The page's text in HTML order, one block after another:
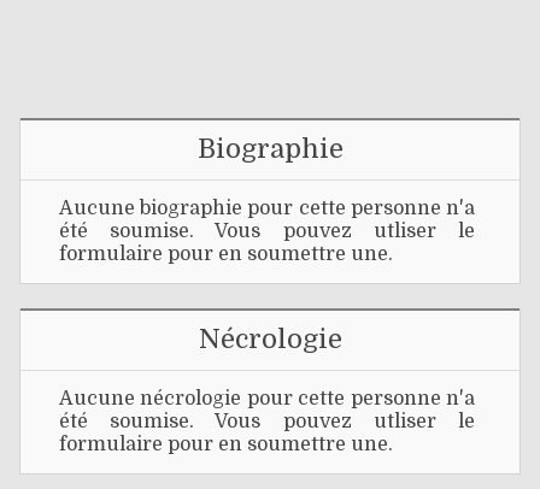
Biographie
Aucune biographie pour cette personne n'a
été soumise. Vous pouvez utliser le
formulaire pour en soumettre une.
Nécrologie
Aucune nécrologie pour cette personne n'a
été soumise. Vous pouvez utliser le
formulaire pour en soumettre une.